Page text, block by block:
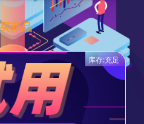
商品
库存:充足